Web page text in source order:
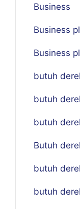
Business
Business
Business
butuh
butuh
butuh
Butuh
butuh
butuh